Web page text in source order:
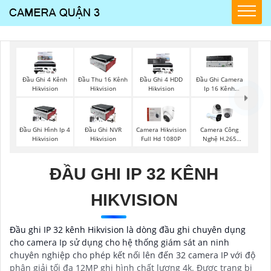
Đầu Ghi 4 Kênh
Hikvision
Đầu Thu 16 Kênh
Hikvision
Đầu Ghi 4 HDD
Hikvision
Đầu Ghi Camera
Ip 16 Kênh
Đầu Ghi Hình Ip 4
Hikvision
Đầu Ghi NVR
Hikvision
Camera Hikvision
Full Hd 1080P
Camera Công
Nghệ H.265
ĐẦU GHI IP 32 KÊNH
HIKVISION
Đầu ghi IP 32 kênh Hikvision là dòng đầu ghi chuyên dụng
cho camera Ip sử dụng cho hệ thống giám sát an ninh
chuyên nghiệp cho phép kết nối lên đến 32 camera IP với độ
phân giải tối đa 12MP ghi hình chất lượng 4k. Được trang bị